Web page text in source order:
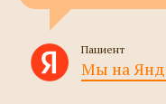
Пациент
Мы на